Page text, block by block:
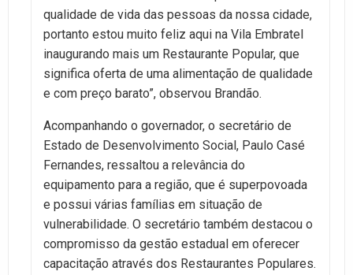
qualidade de vida das pessoas da nossa cidade,
portanto estou muito feliz aqui na Vila Embratel
inaugurando mais um Restaurante Popular, que
significa oferta de uma alimentação de qualidade
e com preço barato”, observou Brandão.
Acompanhando o governador, o secretário de
Estado de Desenvolvimento Social, Paulo Casé
Fernandes, ressaltou a relevância do
equipamento para a região, que é superpovoada
e possui várias famílias em situação de
vulnerabilidade. O secretário também destacou o
compromisso da gestão estadual em oferecer
capacitação através dos Restaurantes Populares.